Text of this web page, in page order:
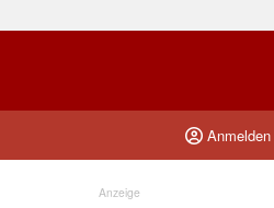
Anmelden
Anzeige